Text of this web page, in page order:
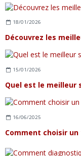
18/01/2026
Découvrez les
15/01/2026
16/06/2025
Comment choisir